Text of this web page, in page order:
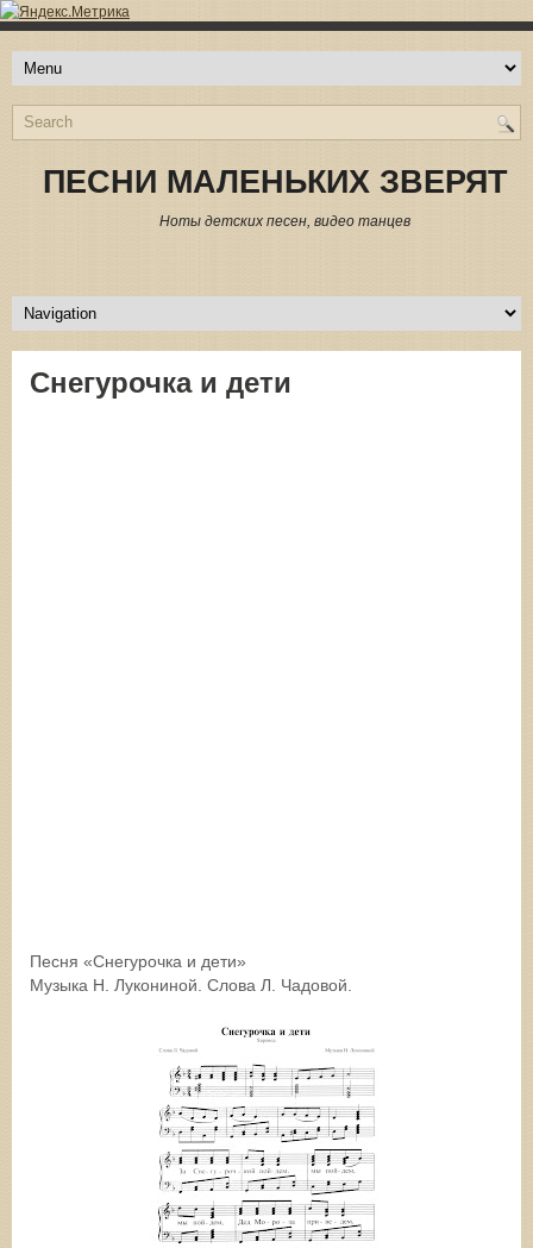
ПЕСНИ МАЛЕНЬКИХ ЗВЕРЯТ
Ноты детских песен, видео танцев
Снегурочка и дети
Песня «Снегурочка и дети»
Музыка Н. Лукониной. Слова Л. Чадовой.